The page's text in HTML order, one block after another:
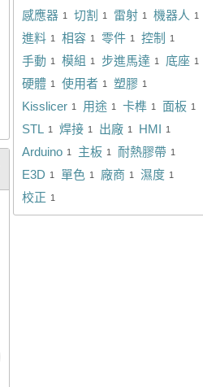
1
感應器 1
切割 1
雷射 1
機器人
1
進料 1
相容 1
零件 1
控制
1
手動 1
模組 1
步進馬達 1
底座
1
硬體 1
使用者 1
塑膠
1
Kisslicer 1
用途 1
卡榫 1
面板
1
STL 1
焊接 1
出廠 1
HMI
1
Arduino 1
主板 1
耐熱膠帶
1
E3D 1
單色 1
廠商 1
濕度
1
校正